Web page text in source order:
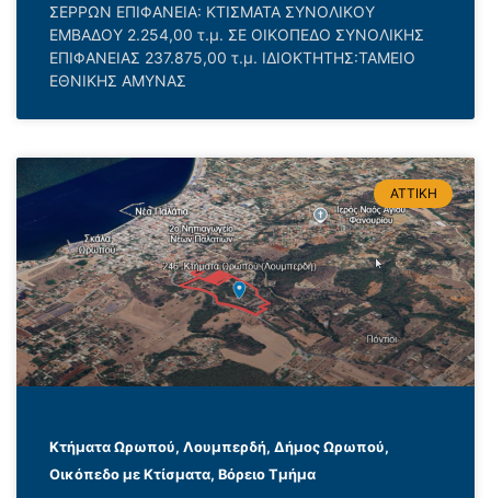
ΣΕΡΡΩΝ ΕΠΙΦΑΝΕΙΑ: ΚΤΙΣΜΑΤΑ ΣΥΝΟΛΙΚΟΥ
ΕΜΒΑΔΟΥ 2.254,00 τ.μ. ΣΕ ΟΙΚΟΠΕΔΟ ΣΥΝΟΛΙΚΗΣ
ΕΠΙΦΑΝΕΙΑΣ 237.875,00 τ.μ. ΙΔΙΟΚΤΗΤΗΣ:ΤΑΜΕΙΟ
ΕΘΝΙΚΗΣ ΑΜΥΝΑΣ
ΑΤΤΙΚΗ
Κτήματα Ωρωπού, Λουμπερδή, Δήμος Ωρωπού,
Οικόπεδο με Κτίσματα, Βόρειο Τμήμα